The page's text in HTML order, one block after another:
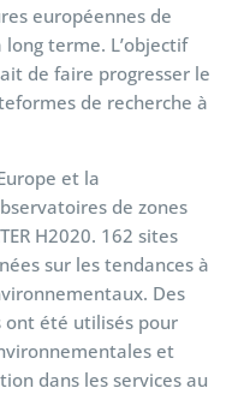
européennes de
terme. L’objectif
de faire progresser le
de recherche à
et la
de zones
H2020. 162 sites
sur les tendances à
Des
ont été utilisés pour
et
dans les services au